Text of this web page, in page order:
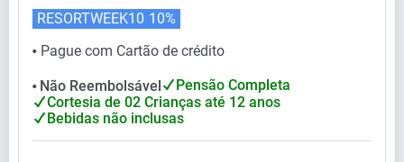
⬤ Pague com Cartão de crédito
RESORTWEEK10 10%
⬤ Não Reembolsável
Pensão Completa
Cortesia de 02 Crianças até 12 anos
Bebidas não inclusas